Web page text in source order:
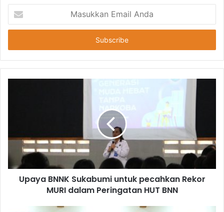
Email
Anda
Upaya BNNK Sukabumi untuk pecahkan Rekor
MURI dalam Peringatan HUT BNN